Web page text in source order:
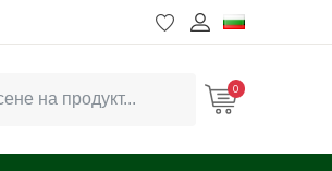
0